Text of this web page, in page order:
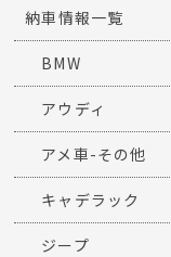
納車情報一覧
BMW
アウディ
アメ車-その他
キャデラック
ジープ